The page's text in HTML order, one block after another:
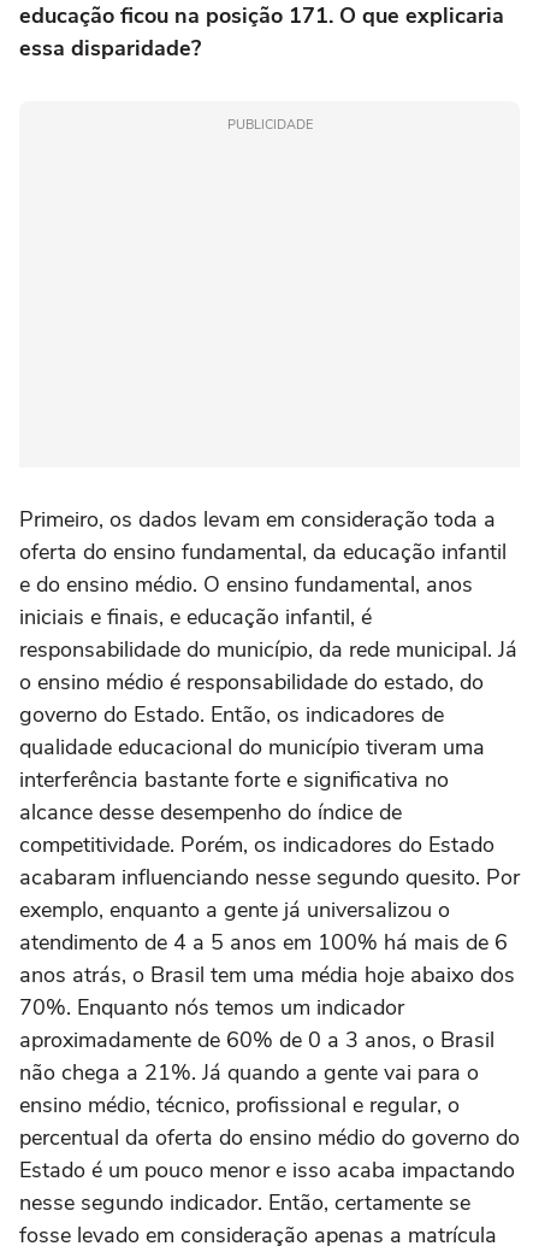
educação ficou na posição 171. O que explicaria
essa disparidade?
PUBLICIDADE
Primeiro, os dados levam em consideração toda a
oferta do ensino fundamental, da educação infantil
e do ensino médio. O ensino fundamental, anos
iniciais e finais, e educação infantil, é
responsabilidade do município, da rede municipal. Já
o ensino médio é responsabilidade do estado, do
governo do Estado. Então, os indicadores de
qualidade educacional do município tiveram uma
interferência bastante forte e significativa no
alcance desse desempenho do índice de
competitividade. Porém, os indicadores do Estado
acabaram influenciando nesse segundo quesito. Por
exemplo, enquanto a gente já universalizou o
atendimento de 4 a 5 anos em 100% há mais de 6
anos atrás, o Brasil tem uma média hoje abaixo dos
70%. Enquanto nós temos um indicador
aproximadamente de 60% de 0 a 3 anos, o Brasil
não chega a 21%. Já quando a gente vai para o
ensino médio, técnico, profissional e regular, o
percentual da oferta do ensino médio do governo do
Estado é um pouco menor e isso acaba impactando
nesse segundo indicador. Então, certamente se
fosse levado em consideração apenas a matrícula